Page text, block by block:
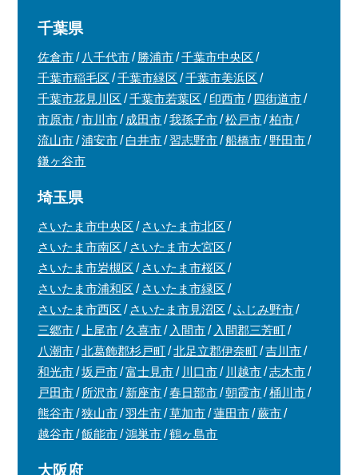
千葉県
佐倉市 八千代市 勝浦市
千葉市中央区
千葉市稲毛区
千葉市緑区
千葉市美浜区
千葉市花見川区
千葉市若葉区 印西市
四街道市
市原市
市川市 成田市 我孫子市 松戸市
柏市
流山市
浦安市 白井市 習志野市 船橋市
野田市
鎌ヶ谷市
埼玉県
さいたま市中央区
さいたま市北区
さいたま市南区
さいたま市大宮区
さいたま市岩槻区
さいたま市桜区
さいたま市浦和区
さいたま市緑区
さいたま市西区
さいたま市見沼区
ふじみ野市
三郷市
上尾市 久喜市 入間市
入間郡三芳町
八潮市
北葛飾郡杉戸町 北足立郡伊奈町
吉川市
和光市
坂戸市 富士見市 川口市 川越市
志木市
戸田市
所沢市 新座市 春日部市 朝霞市
桶川市
熊谷市
狭山市 羽生市 草加市 蓮田市
蕨市
越谷市
飯能市 鴻巣市 鶴ヶ島市
大阪府